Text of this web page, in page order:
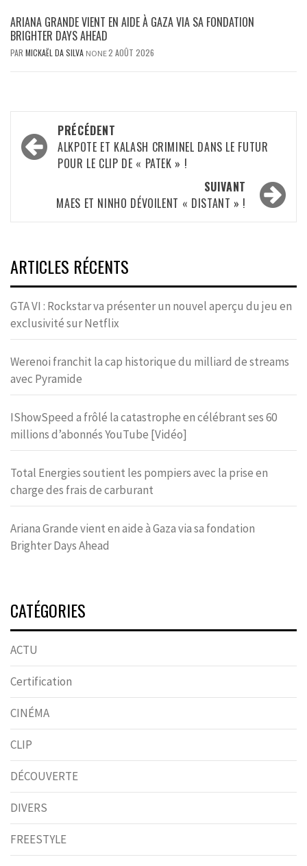
ARIANA GRANDE VIENT EN AIDE À GAZA VIA SA FONDATION
BRIGHTER DAYS AHEAD
PAR MICKAËL DA SILVA NONE2 AOÛT 2026
Navigation
d’article
PRÉCÉDENT
ALKPOTE ET KALASH CRIMINEL DANS LE FUTUR
POUR LE CLIP DE « PATEK » !
SUIVANT
MAES ET NINHO DÉVOILENT « DISTANT » !
ARTICLES RÉCENTS
GTA VI : Rockstar va présenter un nouvel aperçu du jeu en
exclusivité sur Netflix
Werenoi franchit la cap historique du milliard de streams
avec Pyramide
IShowSpeed a frôlé la catastrophe en célébrant ses 60
millions d’abonnés YouTube [Vidéo]
Total Energies soutient les pompiers avec la prise en
charge des frais de carburant
Ariana Grande vient en aide à Gaza via sa fondation
Brighter Days Ahead
CATÉGORIES
ACTU
Certification
CINÉMA
CLIP
DÉCOUVERTE
DIVERS
FREESTYLE